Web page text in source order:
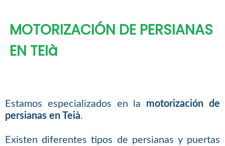
MOTORIZACIÓN DE PERSIANAS
EN TEIà
Estamos especializados en la motorización de
persianas en Teià.
Existen diferentes tipos de persianas y puertas